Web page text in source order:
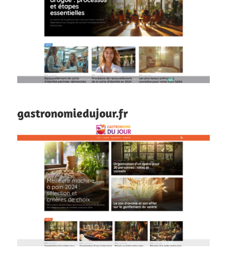
gastronomiedujour.fr